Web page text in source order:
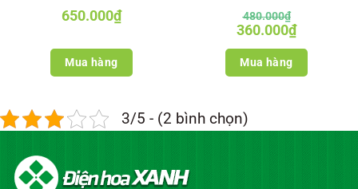
650.000₫
Mua hàng
480.000₫
Giá
gốc
là:
480.000₫.
360.000₫Giá
hiện
tại
Mua hàng
3/5 - (2 bình chọn)